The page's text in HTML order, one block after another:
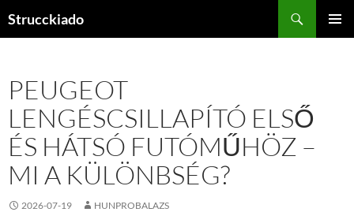
Strucckiado
PEUGEOT
LENGÉSCSILLAPÍTÓ ELSŐ
ÉS HÁTSÓ FUTÓMŰHÖZ –
MI A KÜLÖNBSÉG?
2026-07-19 HUNPROBALAZS